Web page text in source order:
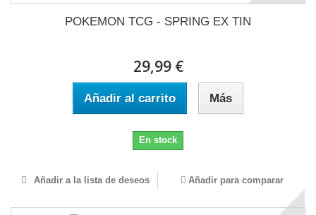
POKEMON TCG - SPRING EX TIN
29,99 €
Añadir al carrito Más
En stock
Añadir a la lista de deseos Añadir para comparar